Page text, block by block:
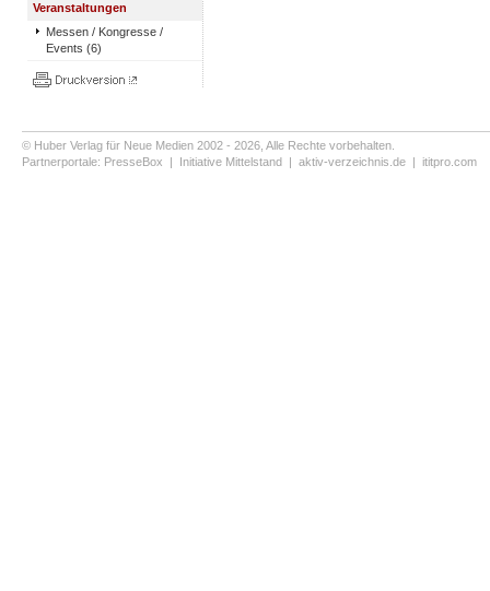
Veranstaltungen
Messen / Kongresse /
Events (6)
© Huber Verlag für Neue Medien 2002 - 2026, Alle Rechte vorbehalten.
Partnerportale: PresseBox | Initiative Mittelstand | aktiv-verzeichnis.de | ititpro.com